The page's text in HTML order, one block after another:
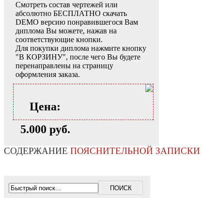
Смотреть состав чертежей или
абсолютно БЕСПЛАТНО скачать
DEMO версию понравившегося Вам
диплома Вы можете, нажав на
соответствующие кнопки.
Для покупки диплома нажмите кнопку
"В КОРЗИНУ", после чего Вы будете
перенаправлены на страницу
оформления заказа.
Цена:
5.000 руб.
СОДЕРЖАНИЕ ПОЯСНИТЕЛЬНОЙ ЗАПИСКИ